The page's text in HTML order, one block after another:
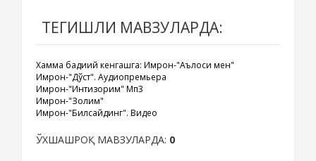
ТЕГИШЛИ МАВЗУЛАРДА:
Хамма бадиий кенгашга: Имрон-"Аълоси мен"
Имрон-"Дўст". Аудиопремьера
Имрон-"Интизорим" Мп3
Имрон-"Золим"
Имрон-"Билсайдинг". Видео
ЎХШАШРОҚ МАВЗУЛАРДА: 0